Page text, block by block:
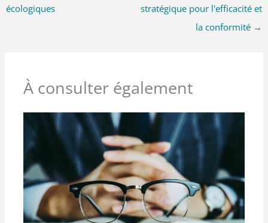
écologiques
stratégique pour l'efficacité et
la conformité →
À consulter également